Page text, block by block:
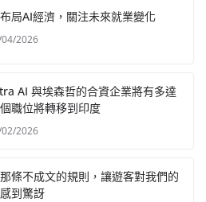
局AI經濟，關注未來就業變化
2026
AI 與埃森哲的合資企業將有多達
職位將轉移到印度
2026
條不成文的規則，讓遊客對我們的
到驚訝